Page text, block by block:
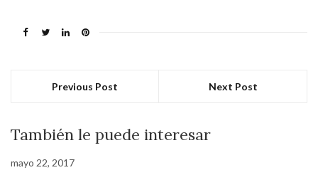
Previous Post Next Post
También le puede interesar
mayo 22, 2017